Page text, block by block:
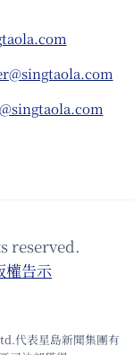
reserved.
權告⽰
代表星島新聞集團有